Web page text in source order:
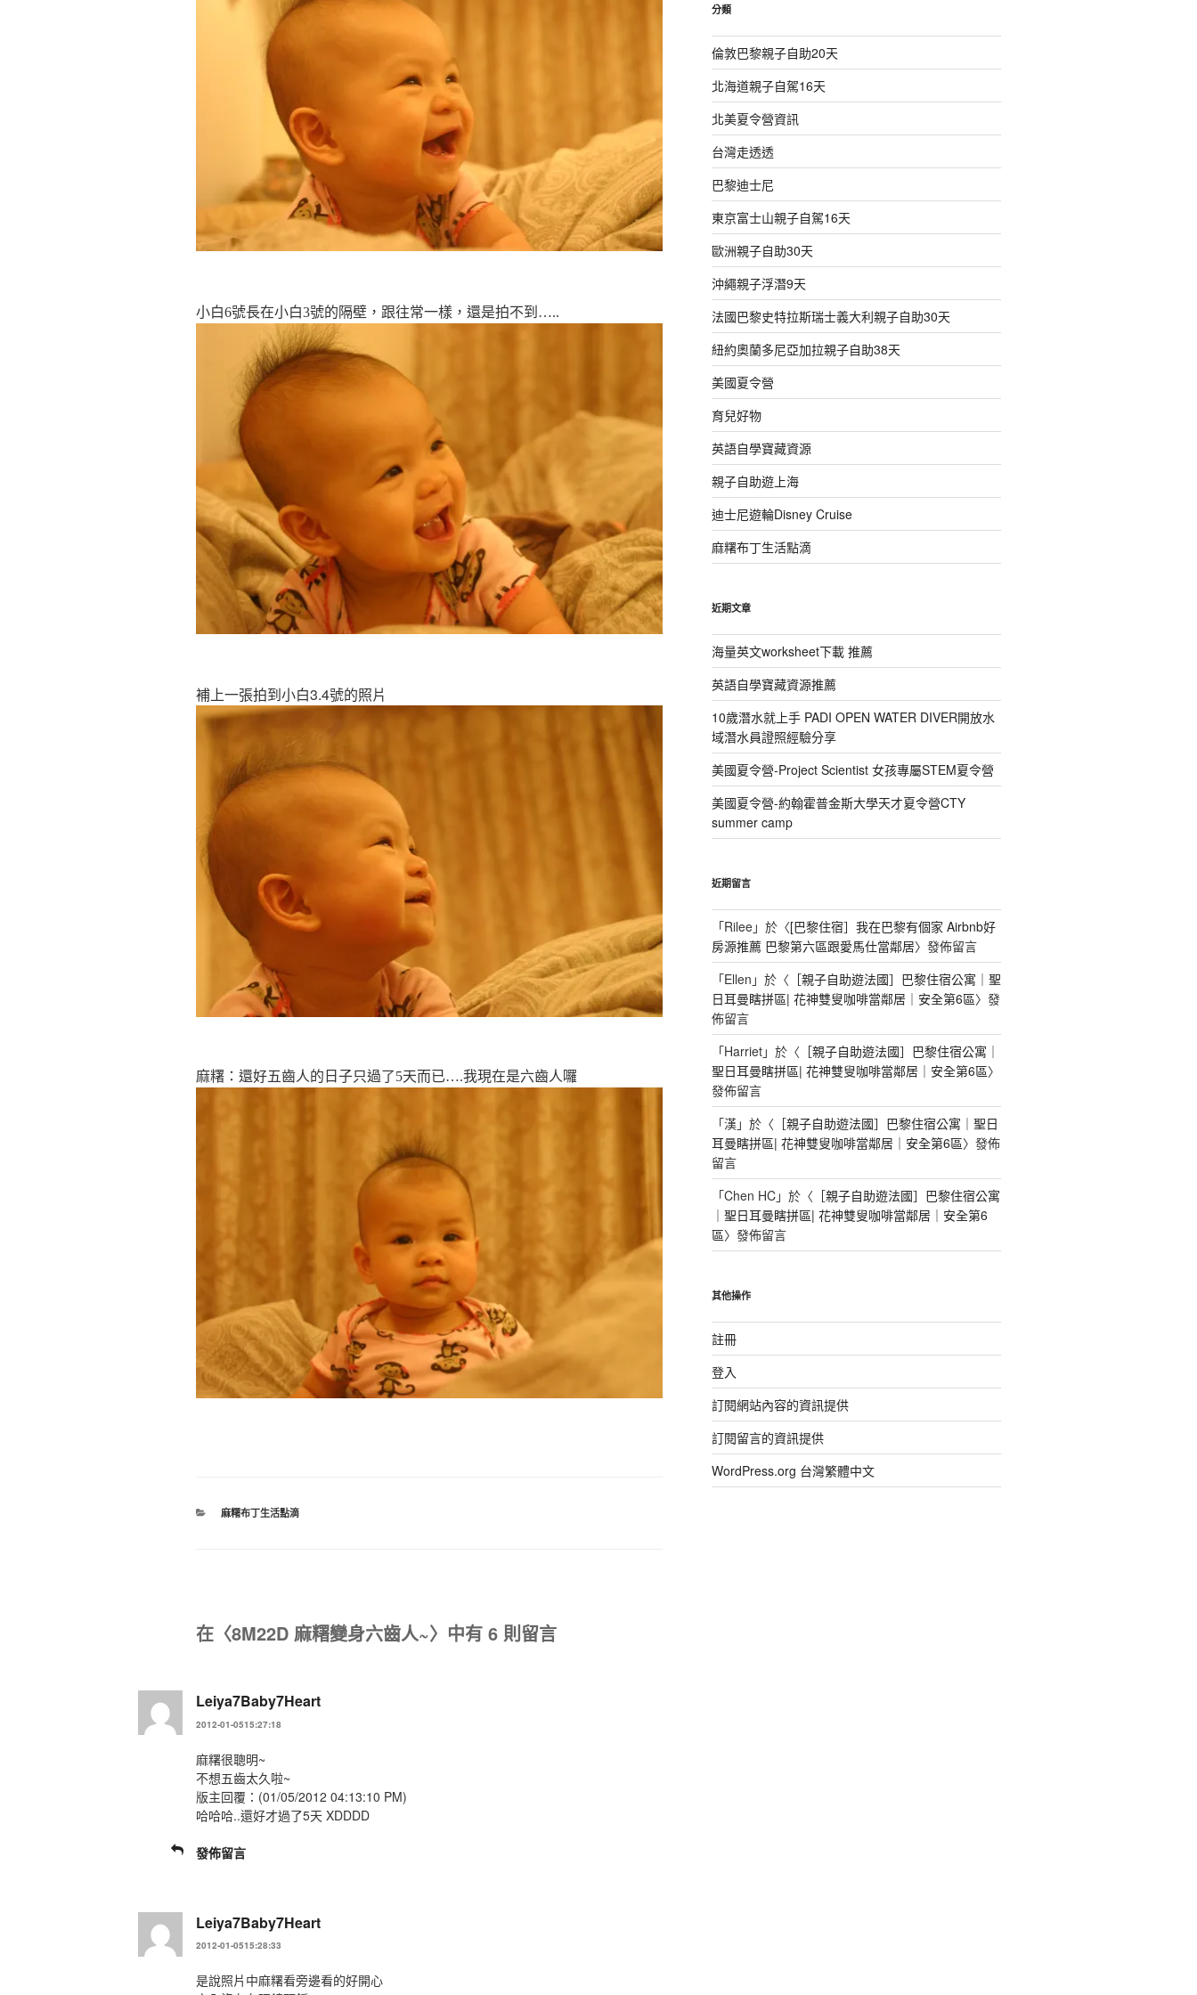
小白6號長在小白3號的隔壁，跟往常一樣，還是拍不到…..
補上一張拍到小白3.4號的照片
麻糬：還好五齒人的日子只過了5天而已….我現在是六齒人囉
分
麻糬布丁生活點滴
在〈8M22D 麻糬變身六齒人~〉中有 6 則留言
Leiya7Baby7Heart
2012-01-0515:27:18
麻糬很聰明~
不想五齒太久啦~
版主回覆：(01/05/2012 04:13:10 PM)
哈哈哈..還好才過了5天 XDDDD
發佈留言
Leiya7Baby7Heart
2012-01-0515:28:33
是說照片中麻糬看旁邊看的好開心
字:
分類
倫敦巴黎親子自助20天
北海道親子自駕16天
北美夏令營資訊
台灣走透透
巴黎迪士尼
東京富士山親子自駕16天
歐洲親子自助30天
沖繩親子浮潛9天
法國巴黎史特拉斯瑞士義大利親子自助30天
紐約奧蘭多尼亞加拉親子自助38天
美國夏令營
育兒好物
英語自學寶藏資源
親子自助遊上海
迪士尼遊輪Disney Cruise
麻糬布丁生活點滴
近期文章
海量英文worksheet下載 推薦
英語自學寶藏資源推薦
10歲潛水就上手 PADI OPEN WATER DIVER開放水
域潛水員證照經驗分享
美國夏令營-Project Scientist 女孩專屬STEM夏令營
美國夏令營-約翰霍普金斯大學天才夏令營CTY
summer camp
近期留言
「Rilee」於〈[巴黎住宿］我在巴黎有個家 Airbnb好
房源推薦 巴黎第六區跟愛馬仕當鄰居〉發佈留言
「Ellen 」於〈 ［親子自助遊法國］巴黎住宿公寓｜聖
日耳曼瞎拼區| 花神雙叟咖啡當鄰居｜安全第6區〉發
佈留言
「Harriet」於〈 ［親子自助遊法國］巴黎住宿公寓｜
聖日耳曼瞎拼區| 花神雙叟咖啡當鄰居｜安全第6區〉
發佈留言
「漢」於〈 ［親子自助遊法國］巴黎住宿公寓｜聖日
耳曼瞎拼區| 花神雙叟咖啡當鄰居｜安全第6區〉發佈
留言
「Chen HC」於〈 ［親子自助遊法國］巴黎住宿公寓
｜聖日耳曼瞎拼區| 花神雙叟咖啡當鄰居｜安全第6
區〉發佈留言
其他操作
註冊
登入
訂閱網站內容的資訊提供
訂閱留言的資訊提供
WordPress.org 台灣繁體中文